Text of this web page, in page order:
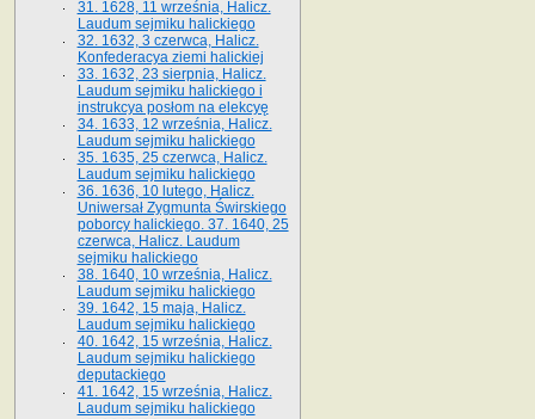
31. 1628, 11 września, Halicz.
Laudum sejmiku halickiego
32. 1632, 3 czerwca, Halicz.
Konfederacya ziemi halickiej
33. 1632, 23 sierpnia, Halicz.
Laudum sejmiku halickiego i
instrukcya posłom na elekcyę
34. 1633, 12 września, Halicz.
Laudum sejmiku halickiego
35. 1635, 25 czerwca, Halicz.
Laudum sejmiku halickiego
36. 1636, 10 lutego, Halicz.
Uniwersał Zygmunta Świrskiego
poborcy halickiego. 37. 1640, 25
czerwca, Halicz. Laudum
sejmiku halickiego
38. 1640, 10 września, Halicz.
Laudum sejmiku halickiego
39. 1642, 15 maja, Halicz.
Laudum sejmiku halickiego
40. 1642, 15 września, Halicz.
Laudum sejmiku halickiego
deputackiego
41. 1642, 15 września, Halicz.
Laudum sejmiku halickiego